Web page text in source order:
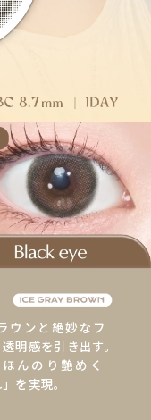
ウンと絶妙なフ
明感を引き出す。
んのり艶めく
を実現。